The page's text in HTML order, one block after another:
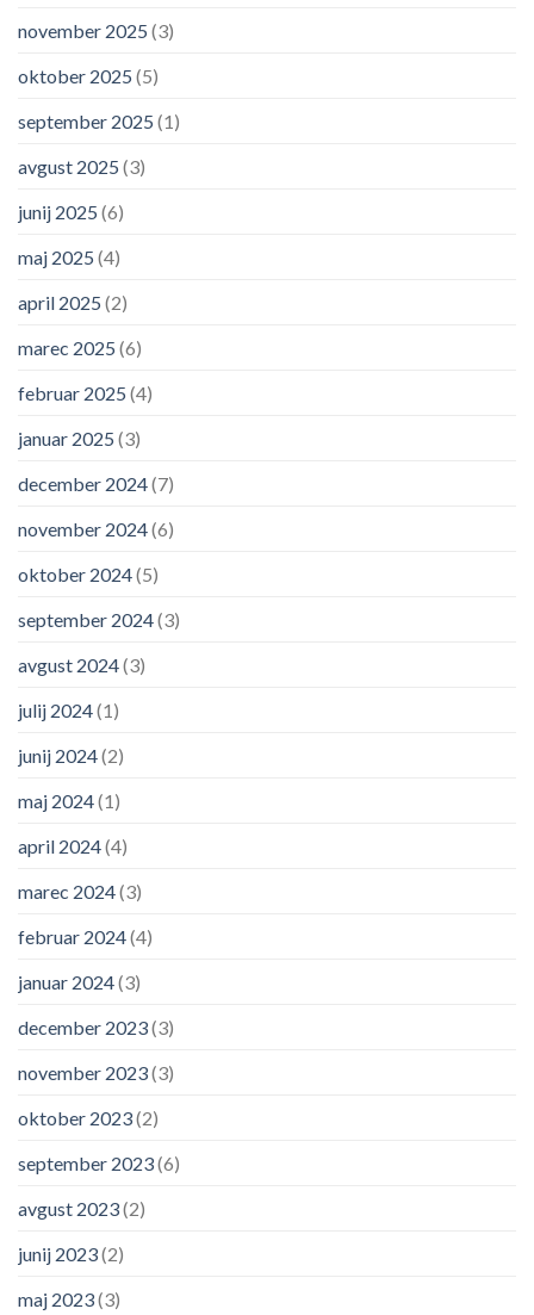
november 2025 (3)
oktober 2025 (5)
september 2025 (1)
avgust 2025 (3)
junij 2025 (6)
maj 2025 (4)
april 2025 (2)
marec 2025 (6)
februar 2025 (4)
januar 2025 (3)
december 2024(7)
november 2024(6)
oktober 2024(5)
september 2024(3)
avgust 2024(3)
julij 2024(1)
junij 2024(2)
maj 2024(1)
april 2024(4)
marec 2024(3)
februar 2024(4)
januar 2024(3)
december 2023(3)
november 2023(3)
oktober 2023(2)
september 2023(6)
avgust 2023(2)
junij 2023(2)
maj 2023(3)